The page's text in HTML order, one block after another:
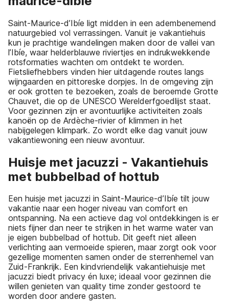
Saint-Maurice-d’Ibíe ligt midden in een adembenemend
natuurgebied vol verrassingen. Vanuit je vakantiehuis
kun je prachtige wandelingen maken door de vallei van
l’Ibíe, waar helderblauwe riviertjes en indrukwekkende
rotsformaties wachten om ontdekt te worden.
Fietsliefhebbers vinden hier uitdagende routes langs
wijngaarden en pittoreske dorpjes. In de omgeving zijn
er ook grotten te bezoeken, zoals de beroemde Grotte
Chauvet, die op de UNESCO Werelderfgoedlijst staat.
Voor gezinnen zijn er avontuurlijke activiteiten zoals
kanoën op de Ardèche-rivier of klimmen in het
nabijgelegen klimpark. Zo wordt elke dag vanuit jouw
vakantiewoning een nieuw avontuur.
Huisje met jacuzzi - Vakantiehuis
met bubbelbad of hottub
Een huisje met jacuzzi in Saint-Maurice-d’Ibíe tilt jouw
vakantie naar een hoger niveau van comfort en
ontspanning. Na een actieve dag vol ontdekkingen is er
niets fijner dan neer te strijken in het warme water van
je eigen bubbelbad of hottub. Dit geeft niet alleen
verlichting aan vermoeide spieren, maar zorgt ook voor
gezellige momenten samen onder de sterrenhemel van
Zuid-Frankrijk. Een kindvriendelijk vakantiehuisje met
jacuzzi biedt privacy én luxe; ideaal voor gezinnen die
willen genieten van quality time zonder gestoord te
worden door andere gasten.